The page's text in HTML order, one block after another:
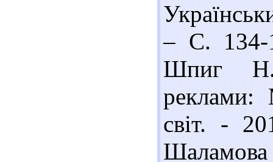
– С. 134-
Шпиг Н.
реклами:
світ. -